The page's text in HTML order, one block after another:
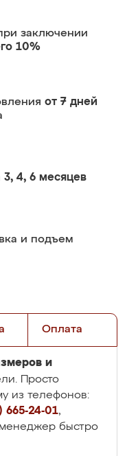
заключении
10%
от 7 дней
3, 4, 6 месяцев
и подъем
Оплата
и
Просто
из телефонов:
665-24-01,
быстро